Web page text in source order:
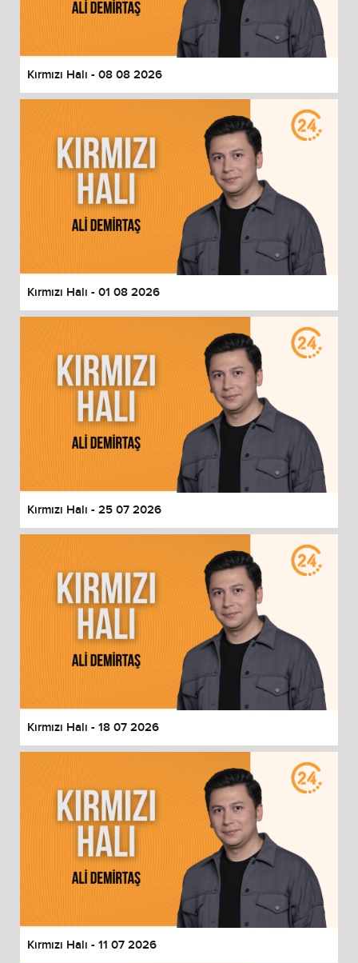
End of dialog window.
Kırmızı Halı - 08 08 2026
Kırmızı Halı - 01 08 2026
Kırmızı Halı - 25 07 2026
Kırmızı Halı - 18 07 2026
Kırmızı Halı - 11 07 2026